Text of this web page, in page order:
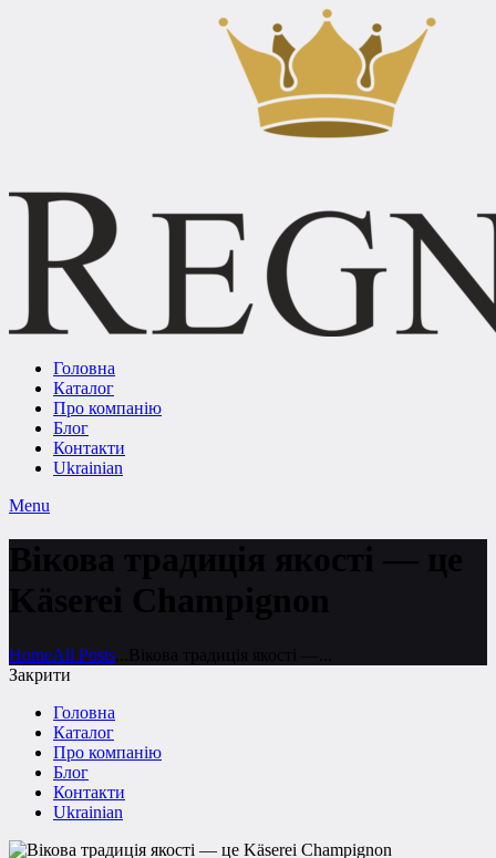
Головна
Каталог
Про компанію
Блог
Контакти
Ukrainian
Menu
Вікова традиція якості — це
Käserei Champignon
HomeAll Posts
Вікова традиція якості —...
Закрити
Головна
Каталог
Про компанію
Блог
Контакти
Ukrainian